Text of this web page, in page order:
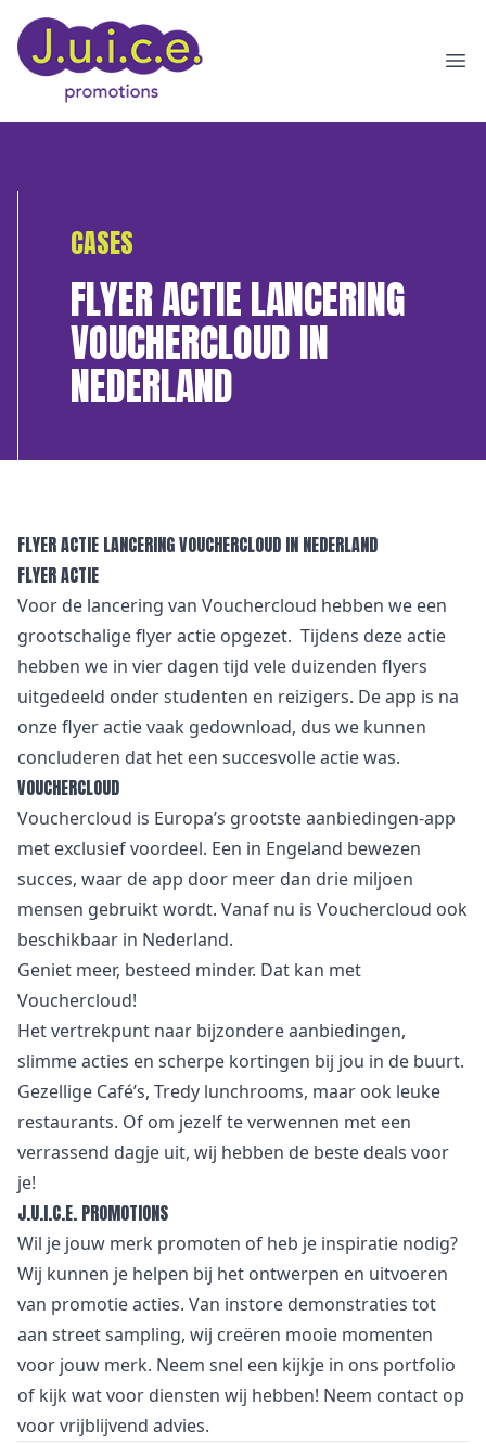
CASES
FLYER ACTIE LANCERING
VOUCHERCLOUD IN
NEDERLAND
FLYER ACTIE LANCERING VOUCHERCLOUD IN NEDERLAND
FLYER ACTIE
Voor de lancering van Vouchercloud hebben we een
grootschalige flyer actie opgezet. Tijdens deze actie
hebben we in vier dagen tijd vele duizenden flyers
uitgedeeld onder studenten en reizigers. De app is na
onze flyer actie vaak gedownload, dus we kunnen
concluderen dat het een succesvolle actie was.
VOUCHERCLOUD
Vouchercloud is Europa’s grootste aanbiedingen-app
met exclusief voordeel. Een in Engeland bewezen
succes, waar de app door meer dan drie miljoen
mensen gebruikt wordt. Vanaf nu is Vouchercloud ook
beschikbaar in Nederland.
Geniet meer, besteed minder. Dat kan met
Vouchercloud!
Het vertrekpunt naar bijzondere aanbiedingen,
slimme acties en scherpe kortingen bij jou in de buurt.
Gezellige Café’s, Tredy lunchrooms, maar ook leuke
restaurants. Of om jezelf te verwennen met een
verrassend dagje uit, wij hebben de beste deals voor
je!
J.U.I.C.E. PROMOTIONS
Wil je jouw merk promoten of heb je inspiratie nodig?
Wij kunnen je helpen bij het ontwerpen en uitvoeren
van promotie acties. Van instore demonstraties tot
aan street sampling, wij creëren mooie momenten
voor jouw merk. Neem snel een kijkje in ons portfolio
of kijk wat voor diensten wij hebben! Neem contact op
voor vrijblijvend advies.